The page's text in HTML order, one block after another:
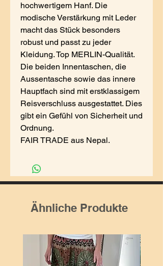
hochwertigem Hanf. Die
modische Verstärkung mit Leder
macht das Stück besonders
robust und passt zu jeder
Kleidung. Top MERLIN-Qualität.
Die beiden Innentaschen, die
Aussentasche sowie das innere
Hauptfach sind mit erstklassigem
Reisverschluss ausgestattet. Dies
gibt ein Gefühl von Sicherheit und
Ordnung.
FAIR TRADE aus Nepal.
Ähnliche Produkte